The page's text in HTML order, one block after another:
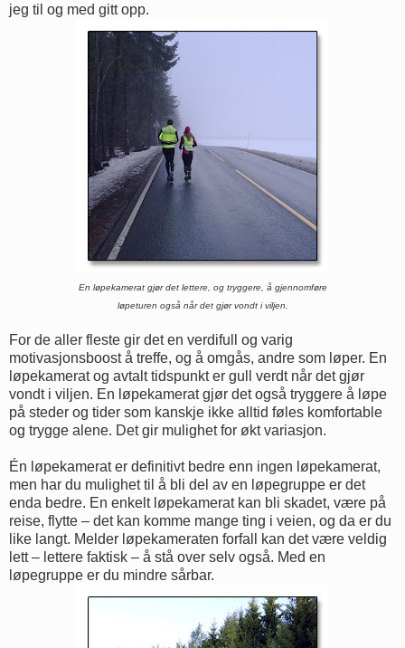
jeg til og med gitt opp.
En løpekamerat gjør det lettere, og tryggere, å gjennomføre
løpeturen også når det gjør vondt i viljen.
For de aller fleste gir det en verdifull og varig
motivasjonsboost å treffe, og å omgås, andre som løper. En
løpekamerat og avtalt tidspunkt er gull verdt når det gjør
vondt i viljen. En løpekamerat gjør det også tryggere å løpe
på steder og tider som kanskje ikke alltid føles komfortable
og trygge alene. Det gir mulighet for økt variasjon.
Én løpekamerat er definitivt bedre enn ingen løpekamerat,
men har du mulighet til å bli del av en løpegruppe er det
enda bedre. En enkelt løpekamerat kan bli skadet, være på
reise, flytte – det kan komme mange ting i veien, og da er du
like langt. Melder løpekameraten forfall kan det være veldig
lett – lettere faktisk – å stå over selv også. Med en
løpegruppe er du mindre sårbar.